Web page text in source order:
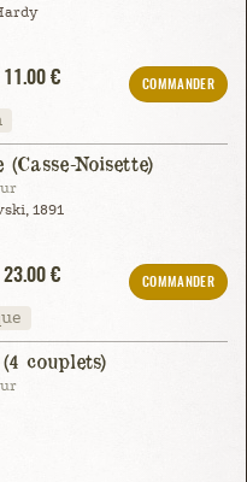
11.00 €
COMMANDER
Noisette)
1891
23.00 €
COMMANDER
couplets)